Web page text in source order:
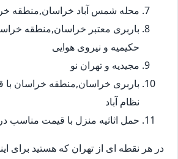
محله شمس آباد خراسان,منطقه
باربری معتبر خراسان,منطقه
حکیمیه و نیروی هوایی
مجیدیه و تهران نو
باربری خراسان,منطقه خراسان
نظام آباد
حمل اثاثیه منزل با قیمت مناسب
در هر نقطه ای از تهران که هستید برای